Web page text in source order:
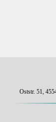
Oststr. 51,